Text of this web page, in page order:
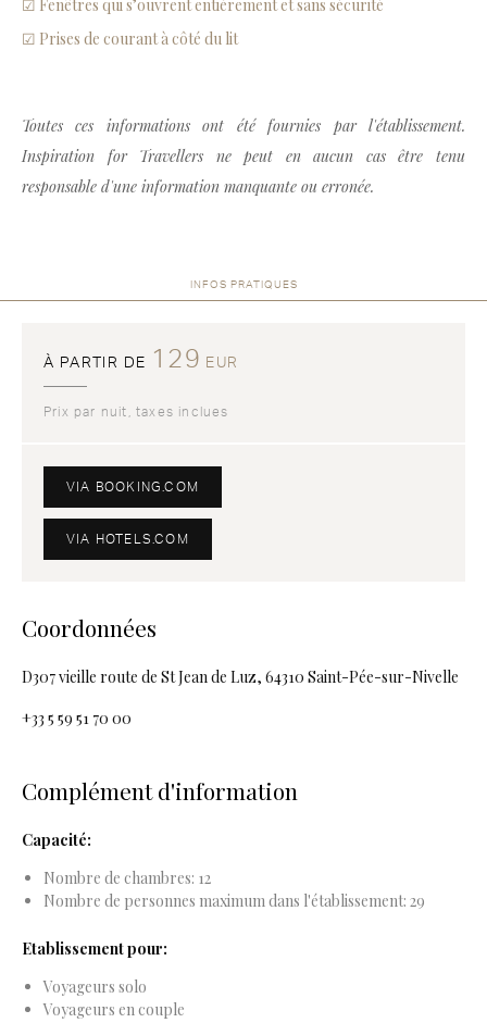
☑ Fenêtres qui s’ouvrent entièrement et sans sécurité
☑ Prises de courant à côté du lit
Toutes ces informations ont été fournies par l'établissement.
Inspiration for Travellers ne peut en aucun cas être tenu
responsable d'une information manquante ou erronée.
INFOS PRATIQUES
À PARTIR DE 129 EUR
Prix par nuit, taxes inclues
VIA BOOKING.COM
VIA HOTELS.COM
Coordonnées
D307 vieille route de St Jean de Luz, 64310 Saint-Pée-sur-Nivelle
+33 5 59 51 70 00
Complément d'information
Capacité:
Nombre de chambres: 12
Nombre de personnes maximum dans l'établissement: 29
Etablissement pour:
Voyageurs solo
Voyageurs en couple